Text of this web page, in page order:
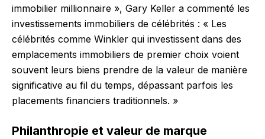
immobilier millionnaire », Gary Keller a commenté les
investissements immobiliers de célébrités : « Les
célébrités comme Winkler qui investissent dans des
emplacements immobiliers de premier choix voient
souvent leurs biens prendre de la valeur de manière
significative au fil du temps, dépassant parfois les
placements financiers traditionnels. »
Philanthropie et valeur de marque